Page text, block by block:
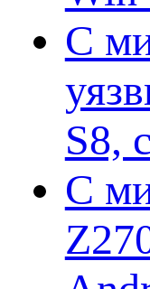
С
S8,
С